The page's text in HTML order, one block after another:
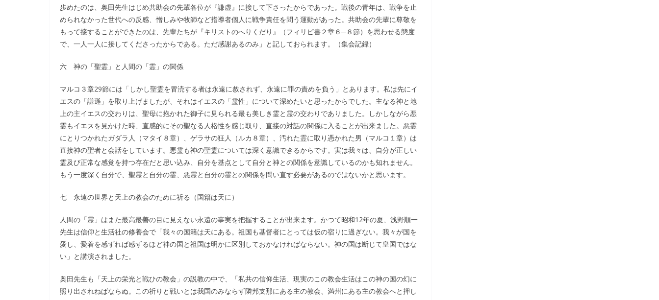
歩めたのは、奥田先生はじめ共助会の先輩各位が『謙虚』に接して下さったからであった。戦後の青年は、戦争を止
められなかった世代への反感、憎しみや牧師など指導者個人に戦争責任を問う運動があった。共助会の先輩に尊敬を
もって接することができたのは、先輩たちが『キリストのへりくだり』（フィリピ書２章６─８節）を思わせる態度
で、一人一人に接してくださったからである。ただ感謝あるのみ」と記しておられます。（集会記録）
六 神の「聖霊」と人間の「霊」の関係
マルコ３章29節には「しかし聖霊を冒涜する者は永遠に赦されず、永遠に罪の責めを負う」とあります。私は先にイ
エスの「謙遜」を取り上げましたが、それはイエスの「霊性」について深めたいと思ったからでした。主なる神と地
上の主イエスの交わりは、聖母に抱かれた御子に見られる最も美しき霊と霊の交わりでありました。しかしながら悪
霊もイエスを見かけた時、直感的にその聖なる人格性を感じ取り、直接の対話の関係に入ることが出来ました。悪霊
にとりつかれたガダラ人（マタイ８章）、ゲラサの狂人（ルカ８章）、汚れた霊に取り憑かれた男（マルコ１章）は
直接神の聖者と会話をしています。悪霊も神の聖霊については深く意識できるからです。実は我々は、自分が正しい
霊及び正常な感覚を持つ存在だと思い込み、自分を基点として自分と神との関係を意識しているのかも知れません。
もう一度深く自分で、聖霊と自分の霊、悪霊と自分の霊との関係を問い直す必要があるのではないかと思います。
七 永遠の世界と天上の教会のために祈る（国籍は天に）
人間の「霊」はまた最高最善の目に見えない永遠の事実を把握することが出来ます。かつて昭和12年の夏、浅野順一
先生は信仰と生活社の修養会で「我々の国籍は天にある。祖国も基督者にとっては仮の宿りに過ぎない。我々が国を
愛し、愛着を感ずれば感ずるほど神の国と祖国は明かに区別しておかなければならない。神の国は断じて皇国ではな
い」と講演されました。
奥田先生も「天上の栄光と戦ひの教会」の説教の中で、「私共の信仰生活、現実のこの教会生活はこの神の国の幻に
照り出されねばならぬ。この祈りと戦いとは我国のみならず隣邦支那にある主の教会、満州にある主の教会へと押し